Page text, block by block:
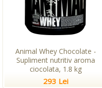
Animal Whey Chocolate -
Supliment nutritiv aroma
ciocolata, 1.8 kg
293 Lei